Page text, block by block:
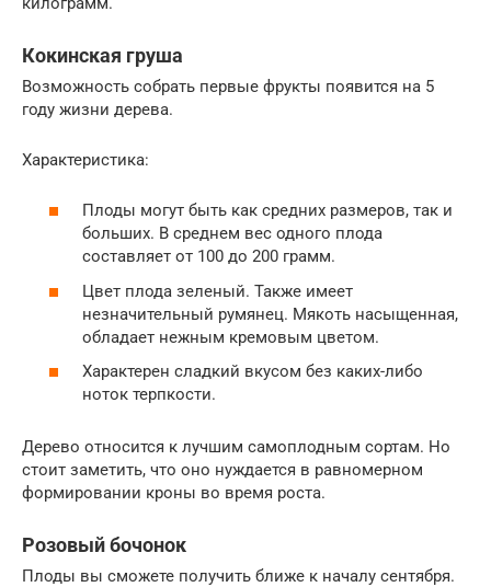
Кокинская груша
Возможность собрать первые фрукты появится на 5
году жизни дерева.
Характеристика:
Плоды могут быть как средних размеров, так и
больших. В среднем вес одного плода
составляет от 100 до 200 грамм.
Цвет плода зеленый. Также имеет
незначительный румянец. Мякоть насыщенная,
обладает нежным кремовым цветом.
Характерен сладкий вкусом без каких-либо
ноток терпкости.
Дерево относится к лучшим самоплодным сортам. Но
стоит заметить, что оно нуждается в равномерном
формировании кроны во время роста.
Розовый бочонок
Плоды вы сможете получить ближе к началу сентября.